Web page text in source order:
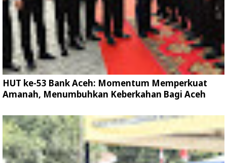
HUT ke-53 Bank Aceh: Momentum Memperkuat
Amanah, Menumbuhkan Keberkahan Bagi Aceh